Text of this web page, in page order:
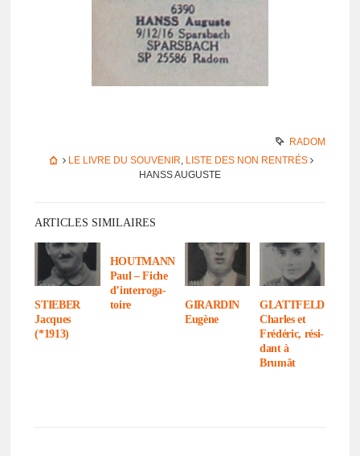
RADOM
LE LIVRE DU SOUVENIR, LISTE DES NON RENTRÉS
HANSS AUGUSTE
ARTICLES SIMILAIRES
STIEBER
Jacques
(*1913)
HOUTMANN
Paul – Fiche
d’in­ter­ro­ga­
toire
GIRARDIN
Eugène
GLATTFELDER
Charles et
Frédé­ric, rési­
dant à
Brumât